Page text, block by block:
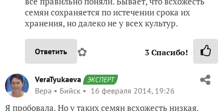
семян сохраняется по истечении срока их
хранения, но далеко не у всех культур.
Ответить ✿ 3Спасибо!
VeraTyukaeva ЭКСПЕРТ
Вера Бийск 16 февраля 2014, 19:26
Я пробовала. Но у таких семян всхожесть низкая.